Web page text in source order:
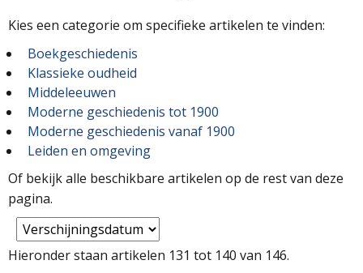
Kies een categorie om specifieke artikelen te vinden:
Boekgeschiedenis
Klassieke oudheid
Middeleeuwen
Moderne geschiedenis tot 1900
Moderne geschiedenis vanaf 1900
Leiden en omgeving
Of bekijk alle beschikbare artikelen op de rest van deze
pagina.
Hieronder staan artikelen 131 tot 140 van 146.